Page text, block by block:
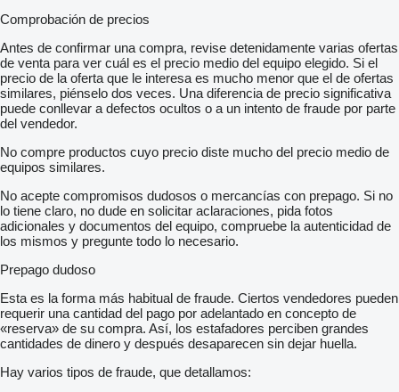
Comprobación de precios
Antes de confirmar una compra, revise detenidamente varias ofertas
de venta para ver cuál es el precio medio del equipo elegido. Si el
precio de la oferta que le interesa es mucho menor que el de ofertas
similares, piénselo dos veces. Una diferencia de precio significativa
puede conllevar a defectos ocultos o a un intento de fraude por parte
del vendedor.
No compre productos cuyo precio diste mucho del precio medio de
equipos similares.
No acepte compromisos dudosos o mercancías con prepago. Si no
lo tiene claro, no dude en solicitar aclaraciones, pida fotos
adicionales y documentos del equipo, compruebe la autenticidad de
los mismos y pregunte todo lo necesario.
Prepago dudoso
Esta es la forma más habitual de fraude. Ciertos vendedores pueden
requerir una cantidad del pago por adelantado en concepto de
«reserva» de su compra. Así, los estafadores perciben grandes
cantidades de dinero y después desaparecen sin dejar huella.
Hay varios tipos de fraude, que detallamos: